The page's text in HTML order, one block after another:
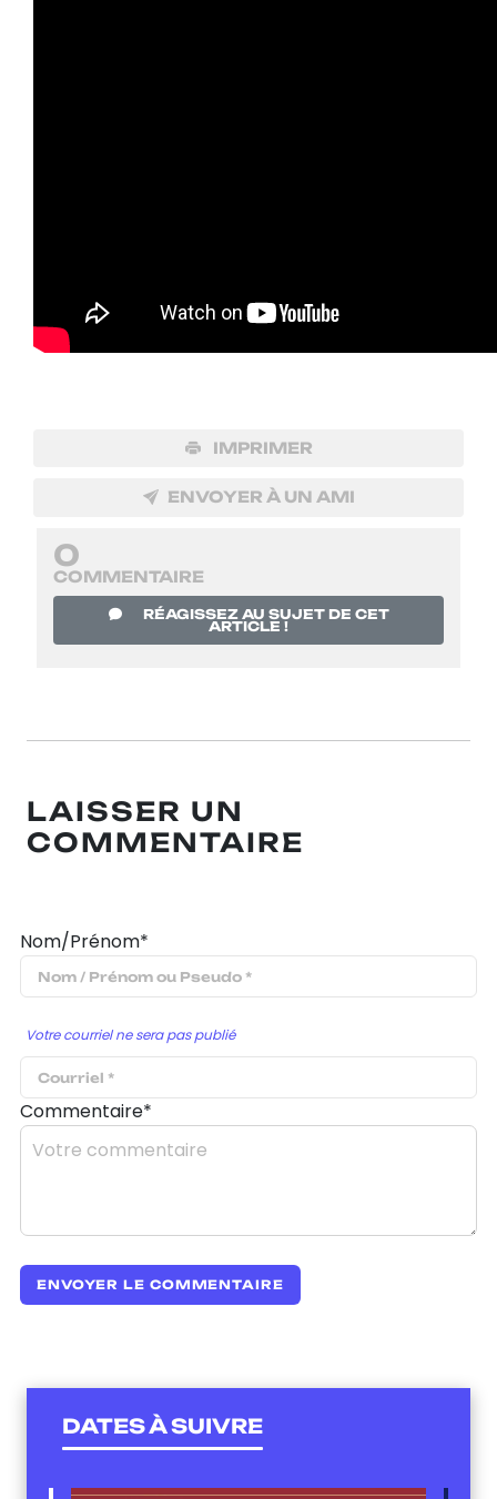
IMPRIMER
ENVOYER À UN AMI
0
COMMENTAIRE
RÉAGISSEZ AU SUJET DE CET
ARTICLE !
LAISSER UN
COMMENTAIRE
Nom/Prénom*
Votre courriel ne sera pas publié
Commentaire*
DATES À SUIVRE